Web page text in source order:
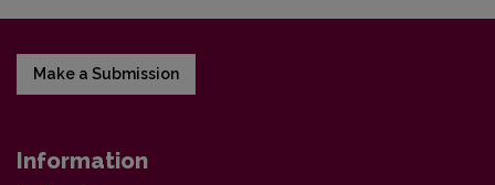
Make a Submission
Information